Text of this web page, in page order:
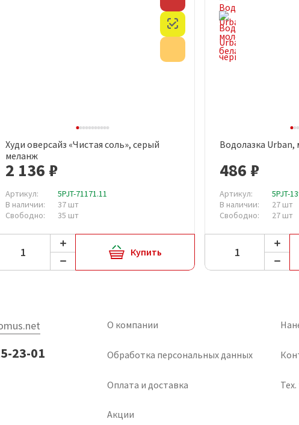
Честный знак
Быстрый просмотр
Худи оверсайз «Чистая соль», серый
меланж
2 136 ₽
Артикул:
5PJT-71171.11
В наличии:
37 шт
Свободно:
35 шт
Купить
Водолазка Urban,
486 ₽
Артикул:
5PJT-
В наличии:
27 шт
Свободно:
27 шт
23-01
О компании
Обработка персональных данных
Оплата и доставка
Акции